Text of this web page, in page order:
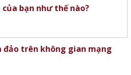
bạn như thế nào?
đảo trên không gian mạng